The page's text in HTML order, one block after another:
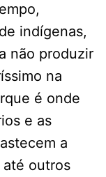
indígenas,
não produzir
na
é onde
e as
a
até outros